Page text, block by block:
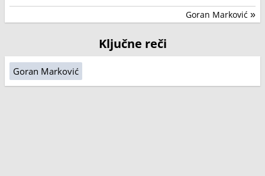
Goran Marković »
Ključne reči
Goran Marković